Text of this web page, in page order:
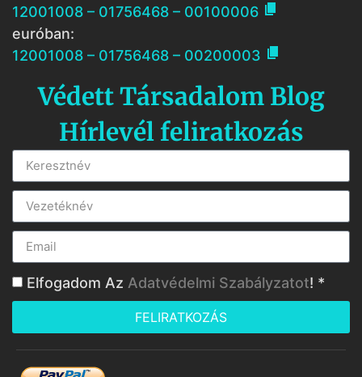
12001008 – 01756468 – 00100006 
euróban:
12001008 – 01756468 – 00200003 
Védett Társadalom Blog
Hírlevél feliratkozás
Elfogadom Az Adatvédelmi Szabályzatot! *
FELIRATKOZÁS